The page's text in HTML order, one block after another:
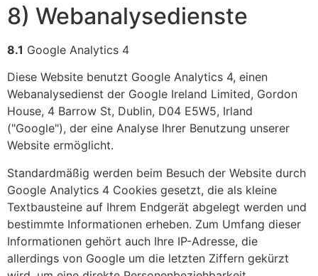
8) Webanalysedienste
8.1 Google Analytics 4
Diese Website benutzt Google Analytics 4, einen
Webanalysedienst der Google Ireland Limited, Gordon
House, 4 Barrow St, Dublin, D04 E5W5, Irland
("Google"), der eine Analyse Ihrer Benutzung unserer
Website ermöglicht.
Standardmäßig werden beim Besuch der Website durch
Google Analytics 4 Cookies gesetzt, die als kleine
Textbausteine auf Ihrem Endgerät abgelegt werden und
bestimmte Informationen erheben. Zum Umfang dieser
Informationen gehört auch Ihre IP-Adresse, die
allerdings von Google um die letzten Ziffern gekürzt